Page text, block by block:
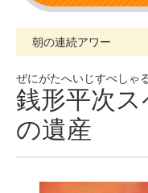
朝の連続アワー
ぜにがたへいじすぺし
銭形平次
の遺産